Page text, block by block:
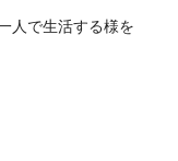
人で生活する様を